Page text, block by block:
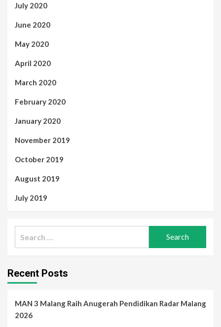
July 2020
June 2020
May 2020
April 2020
March 2020
February 2020
January 2020
November 2019
October 2019
August 2019
July 2019
Recent Posts
MAN 3 Malang Raih Anugerah Pendidikan Radar Malang
2026